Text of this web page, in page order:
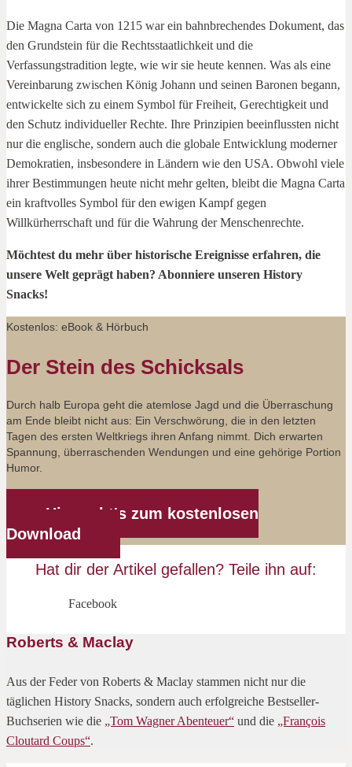
Die Magna Carta von 1215 war ein bahnbrechendes Dokument, das
den Grundstein für die Rechtsstaatlichkeit und die
Verfassungstradition legte, wie wir sie heute kennen. Was als eine
Vereinbarung zwischen König Johann und seinen Baronen begann,
entwickelte sich zu einem Symbol für Freiheit, Gerechtigkeit und
den Schutz individueller Rechte. Ihre Prinzipien beeinflussten nicht
nur die englische, sondern auch die globale Entwicklung moderner
Demokratien, insbesondere in Ländern wie den USA. Obwohl viele
ihrer Bestimmungen heute nicht mehr gelten, bleibt die Magna Carta
ein kraftvolles Symbol für den ewigen Kampf gegen
Willkürherrschaft und für die Wahrung der Menschenrechte.
Möchtest du mehr über historische Ereignisse erfahren, die
unsere Welt geprägt haben? Abonniere unseren History
Snacks!
Kostenlos: eBook & Hörbuch
Der Stein des Schicksals
Durch halb Europa geht die atemlose Jagd und die Überraschung
am Ende bleibt nicht aus: Ein Verschwörung, die in den letzten
Tagen des ersten Weltkriegs ihren Anfang nimmt. Dich erwarten
Spannung, überraschenden Wendungen und eine gehörige Portion
Humor.
Hier geht's zum kostenlosen
Download
Hat dir der Artikel gefallen? Teile ihn auf:
Facebook
Roberts & Maclay
Aus der Feder von Roberts & Maclay stammen nicht nur die
täglichen History Snacks, sondern auch erfolgreiche Bestseller-
Buchserien wie die „Tom Wagner Abenteuer“ und die „François
Cloutard Coups“.